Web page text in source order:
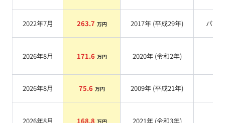
2022年7月 263.7 万円 2017年 (平成29年) パール
2026年8月 171.6 万円 2020年 (令和2年)
2026年8月 75.6 万円 2009年 (平成21年)
2026年8月 168.8 万円 2021年 (令和3年)